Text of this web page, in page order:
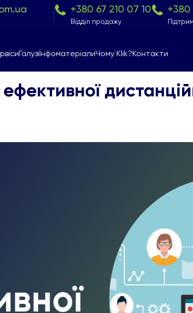
+380 67 210 07 10
Відділ продажу
ГалузіІнфоматеріалиЧому Klik?Контакти